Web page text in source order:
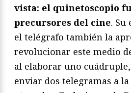
vista: el quinetoscopio
precursores del cine. Su
el telégrafo también la
revolucionar este medio
al elaborar uno
enviar dos telegramas a